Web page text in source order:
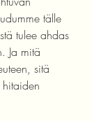
tälle
tulee ahdas
Ja mitä
sitä